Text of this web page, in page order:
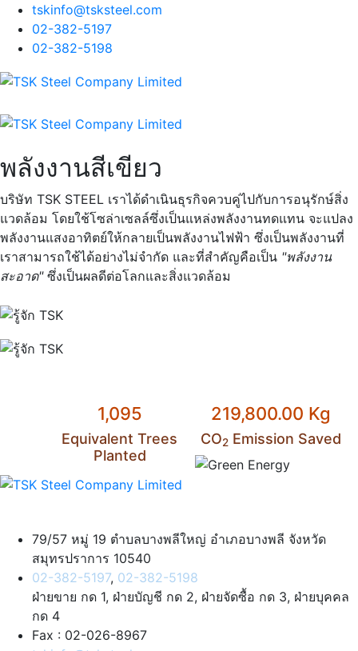
tskinfo@tsksteel.com
02-382-5197
02-382-5198
พลังงานสีเขียว
บริษัท TSK STEEL เราได้ดำเนินธุรกิจควบคู่ไปกับการอนุรักษ์สิ่ง
แวดล้อม โดยใช้โซล่าเซลล์ซึ่งเป็นแหล่งพลังงานทดแทน จะแปลง
พลังงานแสงอาทิตย์ให้กลายเป็นพลังงานไฟฟ้า ซึ่งเป็นพลังงานที่
เราสามารถใช้ได้อย่างไม่จำกัด และที่สำคัญคือเป็น "พลังงาน
สะอาด"ซึ่งเป็นผลดีต่อโลกและสิ่งแวดล้อม
1,095
Equivalent Trees
Planted
219,800.00 Kg
CO2Emission Saved
79/57 หมู่ 19 ตำบลบางพลีใหญ่ อำเภอบางพลี จังหวัด
สมุทรปราการ 10540
02-382-5197, 02-382-5198
ฝ่ายขาย กด 1, ฝ่ายบัญชี กด 2, ฝ่ายจัดซื้อ กด 3, ฝ่ายบุคคล
กด 4
Fax : 02-026-8967